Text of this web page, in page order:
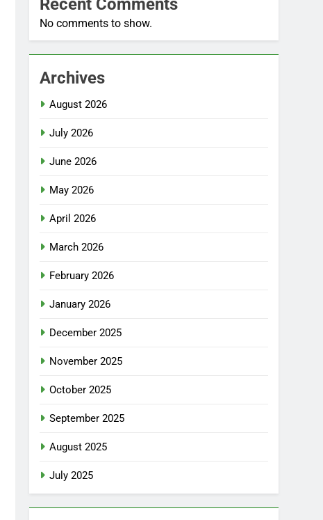
Recent Comments
No comments to show.
Archives
August 2026
July 2026
June 2026
May 2026
April 2026
March 2026
February 2026
January 2026
December 2025
November 2025
October 2025
September 2025
August 2025
July 2025